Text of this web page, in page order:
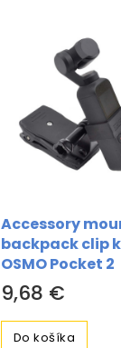
Accessory
backpack clip
OSMO Pocket 2
camera
9,68 €
Do košíka